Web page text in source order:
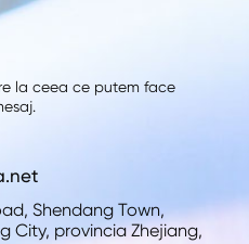
la ceea ce putem face
Shendang Town,
City, provincia Zhejiang,